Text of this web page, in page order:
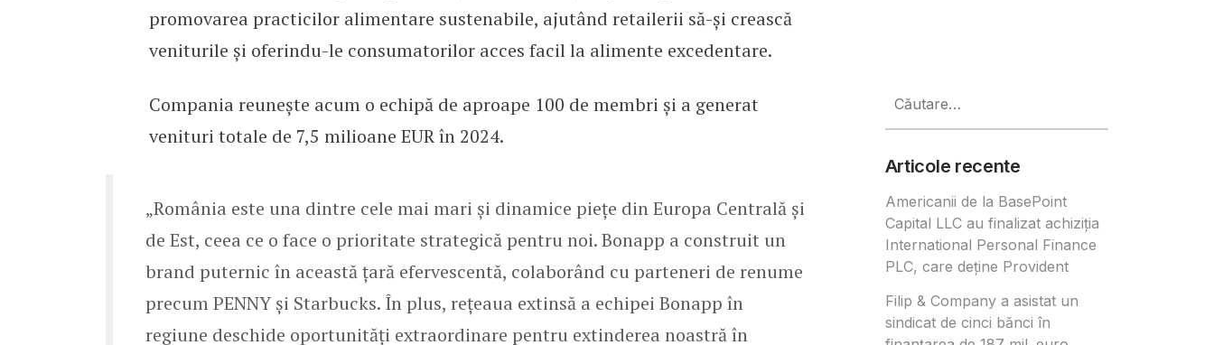
promovarea practicilor alimentare sustenabile, ajutând retailerii să-și crească
veniturile și oferindu-le consumatorilor acces facil la alimente excedentare.
Compania reunește acum o echipă de aproape 100 de membri și a generat
venituri totale de 7,5 milioane EUR în 2024.
„România este una dintre cele mai mari și dinamice piețe din Europa Centrală și
de Est, ceea ce o face o prioritate strategică pentru noi. Bonapp a construit un
brand puternic în această țară efervescentă, colaborând cu parteneri de renume
precum PENNY și Starbucks. În plus, rețeaua extinsă a echipei Bonapp în
regiune deschide oportunități extraordinare pentru extinderea noastră în
după:
Articole recente
Americanii de la BasePoint
Capital LLC au finalizat achiziția
International Personal Finance
PLC, care deține Provident
Filip & Company a asistat un
sindicat de cinci bănci în